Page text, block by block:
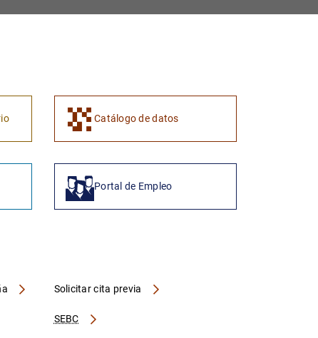
Catálogo de datos
Portal de Empleo
SEBC
Solicitar cita previa